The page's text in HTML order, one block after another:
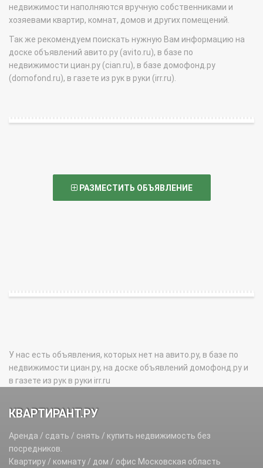
недвижимости наполняются вручную собственниками и
хозяевами квартир, комнат, домов и других помещений.
Так же рекомендуем поискать нужную Вам информацию на
доске объявлений авито.ру (avito.ru), в базе по
недвижимости циан.ру (cian.ru), в базе домофонд.ру
(domofond.ru), в газете из рук в руки (irr.ru).
РАЗМЕСТИТЬ ОБЪЯВЛЕНИЕ
У нас есть объявления, которых нет на авито.ру, в базе по
недвижимости циан.ру, на доске объявлений домофонд.ру и
в газете из рук в руки irr.ru
КВАРТИРАНТ.РУ
Аренда / сдать / снять / купить недвижимость без
посредников.
Квартиру / комнату / дом / офис Московская область